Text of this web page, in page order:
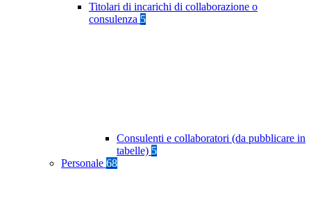
Titolari di incarichi di collaborazione o
consulenza 5
Consulenti e collaboratori (da pubblicare in
tabelle) 5
Personale 68